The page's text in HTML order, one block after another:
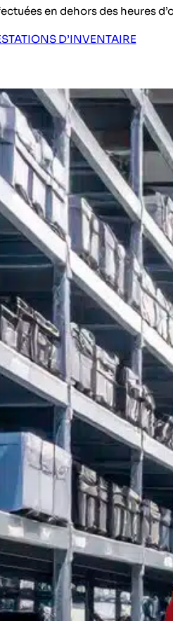
en dehors des heures
D’INVENTAIRE